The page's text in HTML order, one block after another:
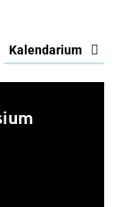
Kalendarium